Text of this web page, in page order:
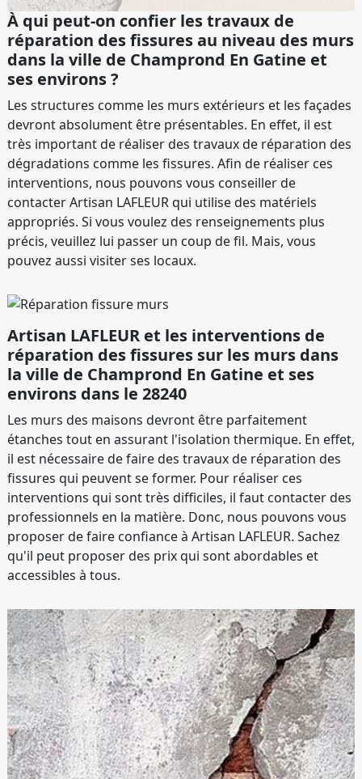
À qui peut-on confier les travaux de
réparation des fissures au niveau des murs
dans la ville de Champrond En Gatine et
ses environs ?
Les structures comme les murs extérieurs et les façades
devront absolument être présentables. En effet, il est
très important de réaliser des travaux de réparation des
dégradations comme les fissures. Afin de réaliser ces
interventions, nous pouvons vous conseiller de
contacter Artisan LAFLEUR qui utilise des matériels
appropriés. Si vous voulez des renseignements plus
précis, veuillez lui passer un coup de fil. Mais, vous
pouvez aussi visiter ses locaux.
Artisan LAFLEUR et les interventions de
réparation des fissures sur les murs dans
la ville de Champrond En Gatine et ses
environs dans le 28240
Les murs des maisons devront être parfaitement
étanches tout en assurant l'isolation thermique. En effet,
il est nécessaire de faire des travaux de réparation des
fissures qui peuvent se former. Pour réaliser ces
interventions qui sont très difficiles, il faut contacter des
professionnels en la matière. Donc, nous pouvons vous
proposer de faire confiance à Artisan LAFLEUR. Sachez
qu'il peut proposer des prix qui sont abordables et
accessibles à tous.